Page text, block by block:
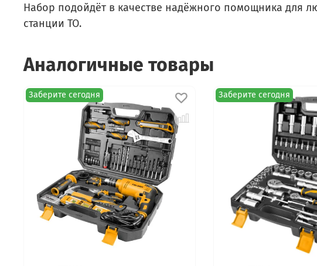
Набор подойдёт в качестве надёжного помощника для
станции ТО.
Аналогичные товары
Заберите сегодня Заберите сегодня